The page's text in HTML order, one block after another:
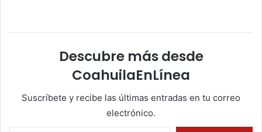
Descubre más desde
CoahuilaEnLínea
Suscríbete y recibe las últimas entradas en tu correo
electrónico.
Escribe tu correo electrónico…